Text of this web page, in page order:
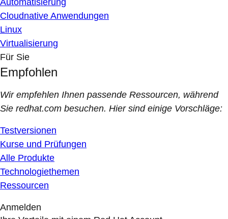
Automatisierung
Cloudnative Anwendungen
Linux
Virtualisierung
Für Sie
Empfohlen
Wir empfehlen Ihnen passende Ressourcen, während
Sie redhat.com besuchen. Hier sind einige Vorschläge:
Testversionen
Kurse und Prüfungen
Alle Produkte
Technologiethemen
Ressourcen
Anmelden